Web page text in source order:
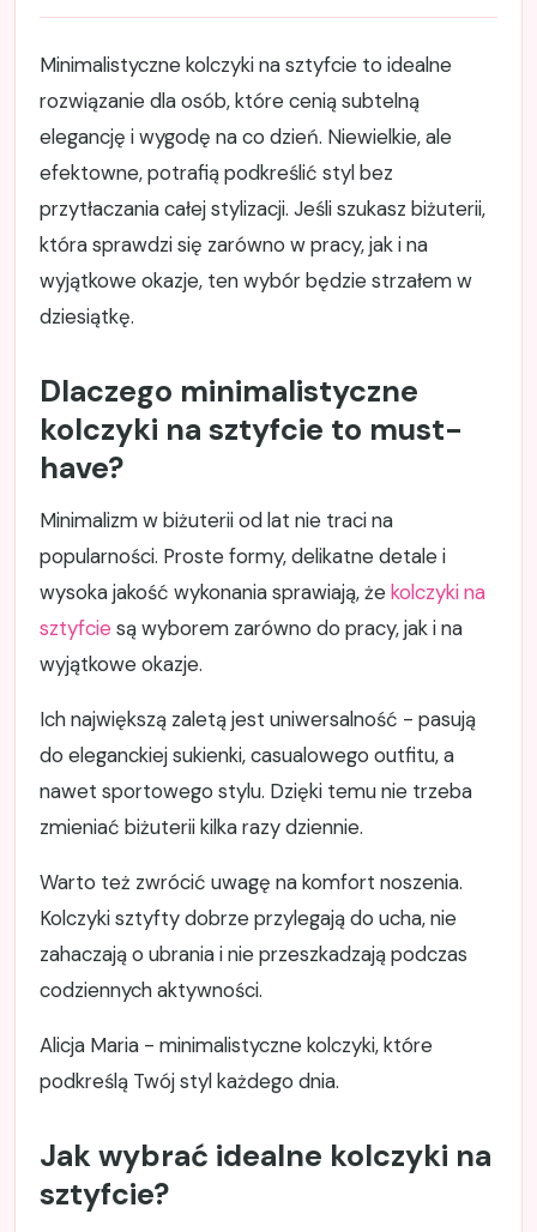
Minimalistyczne kolczyki na sztyfcie to idealne
rozwiązanie dla osób, które cenią subtelną
elegancję i wygodę na co dzień. Niewielkie, ale
efektowne, potrafią podkreślić styl bez
przytłaczania całej stylizacji. Jeśli szukasz biżuterii,
która sprawdzi się zarówno w pracy, jak i na
wyjątkowe okazje, ten wybór będzie strzałem w
dziesiątkę.
Dlaczego minimalistyczne
kolczyki na sztyfcie to must-
have?
Minimalizm w biżuterii od lat nie traci na
popularności. Proste formy, delikatne detale i
wysoka jakość wykonania sprawiają, żekolczyki na
sztyfcie są wyborem zarówno do pracy, jak i na
wyjątkowe okazje.
Ich największą zaletą jest uniwersalność - pasują
do eleganckiej sukienki, casualowego outfitu, a
nawet sportowego stylu. Dzięki temu nie trzeba
zmieniać biżuterii kilka razy dziennie.
Warto też zwrócić uwagę na komfort noszenia.
Kolczyki sztyfty dobrze przylegają do ucha, nie
zahaczają o ubrania i nie przeszkadzają podczas
codziennych aktywności.
Alicja Maria - minimalistyczne kolczyki, które
podkreślą Twój styl każdego dnia.
Jak wybrać idealne kolczyki na
sztyfcie?